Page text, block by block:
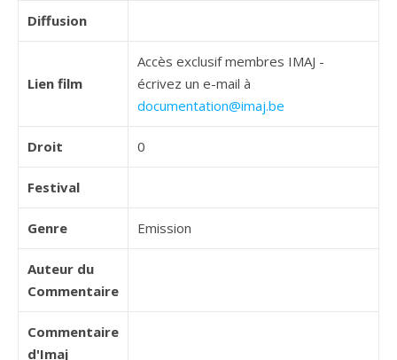
Diffusion
Lien film
Accès exclusif membres IMAJ -
écrivez un e-mail à
documentation@imaj.be
Droit 0
Festival
Genre Emission
Auteur du
Commentaire
Commentaire
d'Imaj